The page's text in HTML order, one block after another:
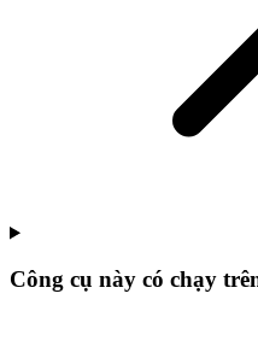
Công cụ này có chạy